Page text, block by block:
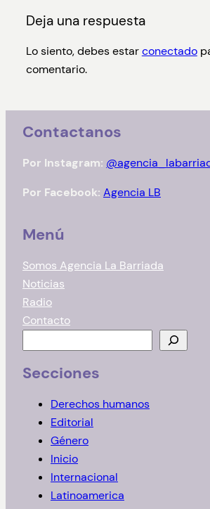
Deja una respuesta
Lo siento, debes estarconectado
comentario.
Contactanos
Por Instagram:
Por Facebook: Agencia LB
Menú
Somos Agencia La Barriada
Noticias
Radio
Contacto
s
Secciones
Derechos humanos
Editorial
Género
Inicio
Internacional
Latinoamerica